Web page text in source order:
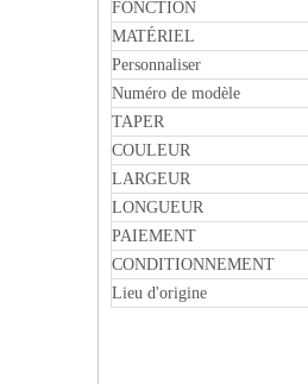
FONCTION
MATÉRIEL
Personnaliser
Numéro de modèle
TAPER
COULEUR
LARGEUR
LONGUEUR
PAIEMENT
CONDITIONNEMENT
Lieu d'origine